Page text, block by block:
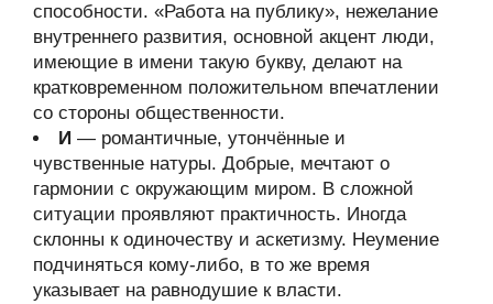
способности. «Работа на публику», нежелание
внутреннего развития, основной акцент люди,
имеющие в имени такую букву, делают на
кратковременном положительном впечатлении
со стороны общественности.
И — романтичные, утончённые и
чувственные натуры. Добрые, мечтают о
гармонии с окружающим миром. В сложной
ситуации проявляют практичность. Иногда
склонны к одиночеству и аскетизму. Неумение
подчиняться кому-либо, в то же время
указывает на равнодушие к власти.